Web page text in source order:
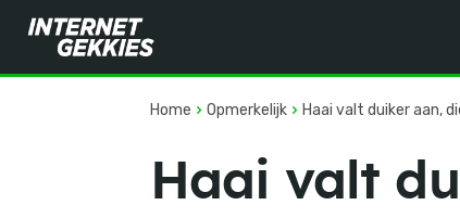
Home Opmerkelijk Haai valt duiker aan,
Haai valt